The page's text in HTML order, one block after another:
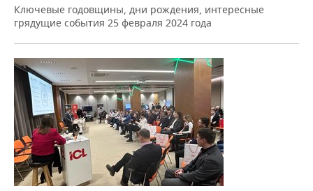
Ключевые годовщины, дни рождения, интересные
грядущие события 25 февраля 2024 года